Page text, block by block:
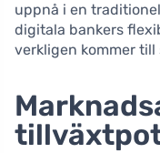
uppnå i en
digitala bankers
verkligen kommer till